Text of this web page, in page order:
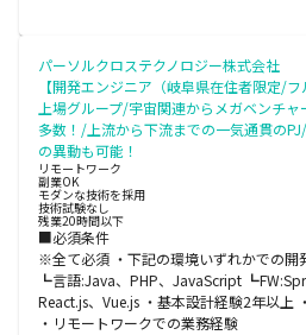
パーソルクロステクノロジー株式会社
【開発エンジニア（岐阜県在住者限定/
上場グループ/宇宙関連からメガベンチ
多数！/上流から下流までの一気通貫の
の異動も可能！
リモートワーク
副業OK
モダンな技術を採用
技術試験なし
残業20時間以下
■必須条件
※全て必須 ・下記の環境いずれかでの開
┗言語:Java、PHP、JavaScript
React.js、Vue.js ・基本設計経験2年以上
・リモートワークでの業務経験